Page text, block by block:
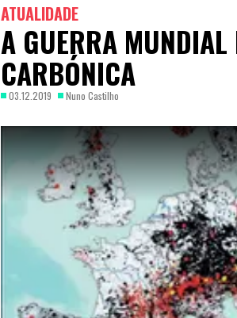
ATUALIDADE
A GUERRA
CARBÓNICA
03.12.2019 Nuno Castilho